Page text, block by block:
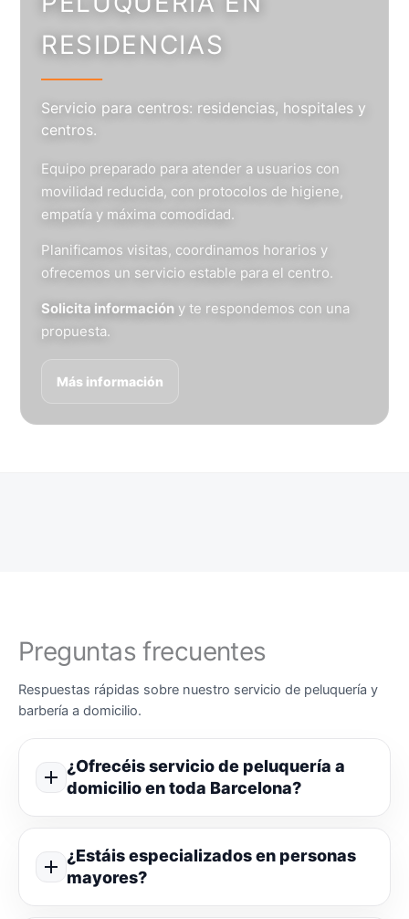
RESIDENCIAS
Servicio para centros: residencias, hospitales y
centros.
Equipo preparado para atender a usuarios con
movilidad reducida, con protocolos de higiene,
empatía y máxima comodidad.
Planificamos visitas, coordinamos horarios y
ofrecemos un servicio estable para el centro.
Solicita información y te respondemos con una
propuesta.
Más información
Preguntas frecuentes
Respuestas rápidas sobre nuestro servicio de peluquería y
barbería a domicilio.
¿Ofrecéis servicio de peluquería a
domicilio en toda Barcelona?
¿Estáis especializados en personas
mayores?